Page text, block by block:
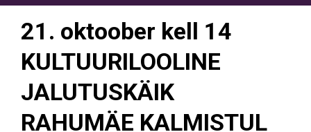
21. oktoober kell 14
KULTUURILOOLINE
JALUTUSKÄIK
RAHUMÄE KALMISTUL